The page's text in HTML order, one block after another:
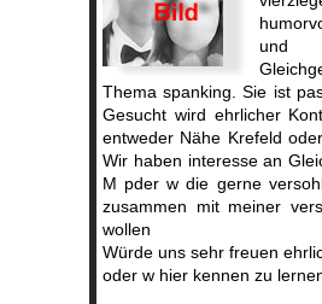
und
Thema spanking. Sie ist
Gesucht wird ehrlicher
entweder Nähe Krefeld
Wir haben interesse an
M pder w die gerne
zusammen mit meiner
wollen
Würde uns sehr freuen
oder w hier kennen zu